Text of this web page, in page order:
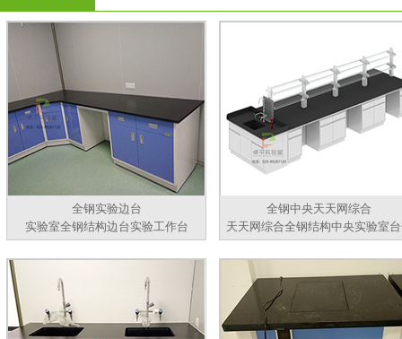
全钢实验边台
实验室全钢结构边台实验工作台
全钢中央天天网综合
天天网综合全钢结构中央实验室